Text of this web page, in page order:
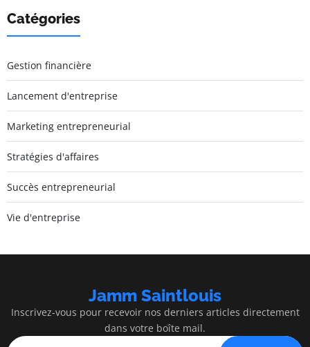
Catégories
Gestion financière
Lancement d'entreprise
Marketing entrepreneurial
Stratégies d'affaires
Succès entrepreneurial
Vie d'entreprise
Jamm Saintlouis
Inscrivez-vous pour recevoir nos derniers articles directement
dans votre boîte mail.